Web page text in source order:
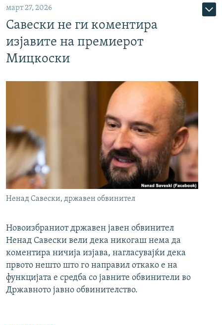
март 27, 2026
Савески не ги коментира
изјавите на премиерот
Мицкоски
Ненад Савески, државен обвинител
Новоизбраниот државен јавен обвинител
Ненад Савески вели дека никогаш нема да
коментира ничија изјава, нагласувајќи дека
првото нешто што го направил откако е на
функцијата е средба со јавните обвинители во
Државното јавно обвинителство.